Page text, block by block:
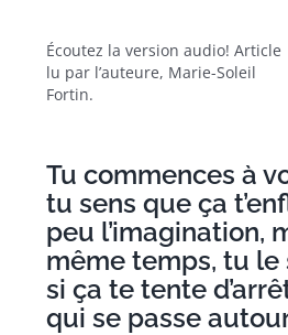
Écoutez la version audio! Article
lu par l’auteure, Marie-Soleil
Fortin.
Tu commences à
tu sens que ça
peu l’imagination,
même temps, tu le
si ça te tente
qui se passe